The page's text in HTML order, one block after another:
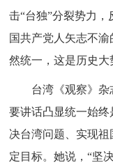
击“台独”分裂势力
国共产党人矢志不
然统一，这是历史大
台湾《观察》
要讲话凸显统一始
决台湾问题、实现
定目标。她说，“坚